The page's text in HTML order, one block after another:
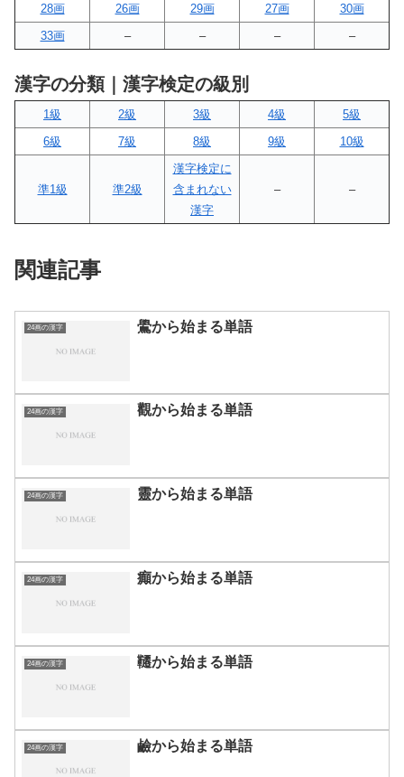
28画
26画 29画 27画
30画
33画
– – – –
漢字の分類｜漢字検定の級別
1級 2級 3級 4級
5級
6級
7級 8級 9級 10級
準1級 準2級
漢字検定に
含まれない
漢字
– –
関連記事
24画の漢字 鷽から始まる単語
24画の漢字 觀から始まる単語
24画の漢字 靈から始まる単語
24画の漢字 癲から始まる単語
24画の漢字 韆から始まる単語
24画の漢字 鹼から始まる単語